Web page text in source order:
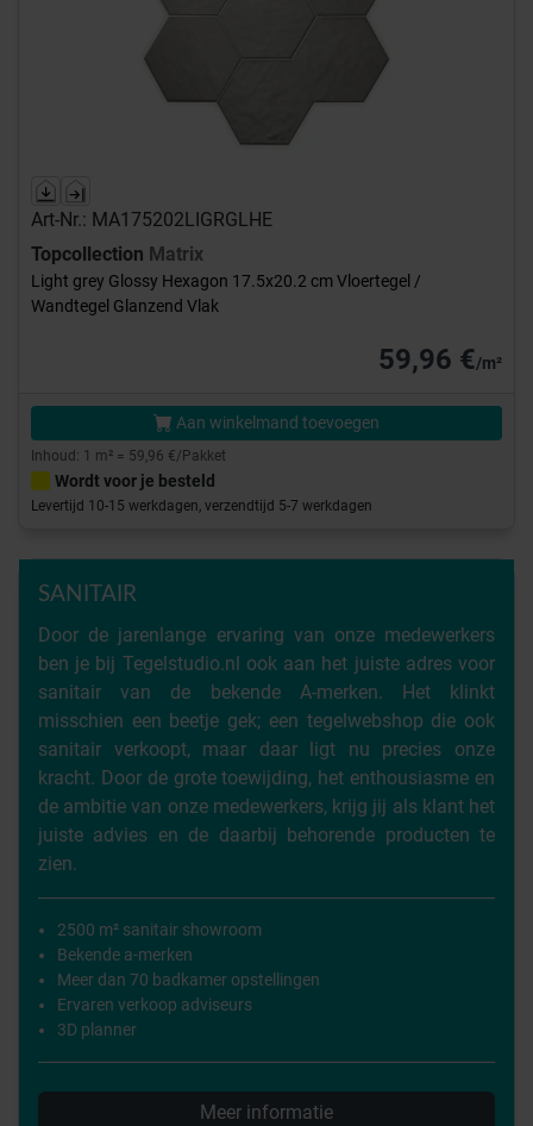
Art-Nr.: MA175202LIGRGLHE
Topcollection Matrix
Light grey Glossy Hexagon 17.5x20.2 cm Vloertegel /
Wandtegel Glanzend Vlak
59,96 €/m²
Aan winkelmand toevoegen
Inhoud: 1 m² = 59,96 €/Pakket
Wordt voor je besteld
Levertijd 10-15 werkdagen, verzendtijd 5-7 werkdagen
SANITAIR
Door de jarenlange ervaring van onze medewerkers
ben je bij Tegelstudio.nl ook aan het juiste adres voor
sanitair van de bekende A-merken. Het klinkt
misschien een beetje gek; een tegelwebshop die ook
sanitair verkoopt, maar daar ligt nu precies onze
kracht. Door de grote toewijding, het enthousiasme en
de ambitie van onze medewerkers, krijg jij als klant het
juiste advies en de daarbij behorende producten te
zien.
2500 m² sanitair showroom
Bekende a-merken
Meer dan 70 badkamer opstellingen
Ervaren verkoop adviseurs
3D planner
Meer informatie